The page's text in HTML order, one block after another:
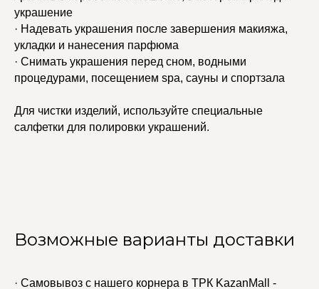
украшение
· Надевать украшения после завершения макияжа,
укладки и нанесения парфюма
· Снимать украшения перед сном, водными
процедурами, посещением spa, сауны и спортзала
Для чистки изделий, используйте специальные
салфетки для полировки украшений.
Возможные варианты доставки
· Самовывоз с нашего корнера в ТРК KazanMall -